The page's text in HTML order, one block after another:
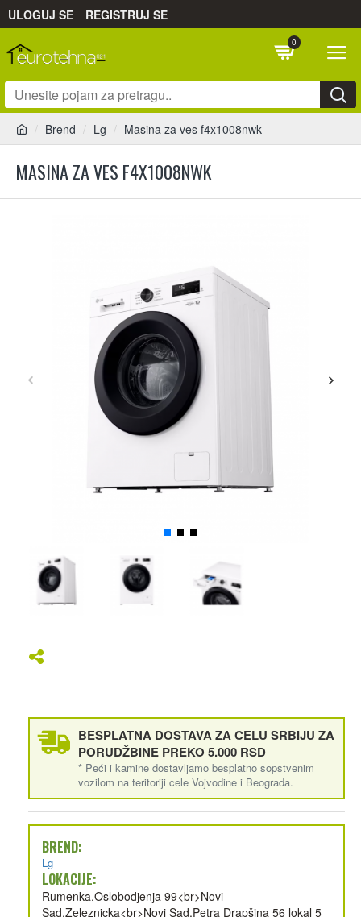
ULOGUJ SE REGISTRUJ SE
0
Brend Lg Masina za ves f4x1008nwk
MASINA ZA VES F4X1008NWK
BESPLATNA DOSTAVA ZA CELU SRBIJU ZA
PORUDŽBINE PREKO 5.000 RSD
* Peći i kamine dostavljamo besplatno sopstvenim
vozilom na teritoriji cele Vojvodine i Beograda.
BREND:
Lg
LOKACIJE:
Rumenka,Oslobodjenja 99<br>Novi
Sad,Zeleznicka<br>Novi Sad,Petra Drapšina 56 lokal 5